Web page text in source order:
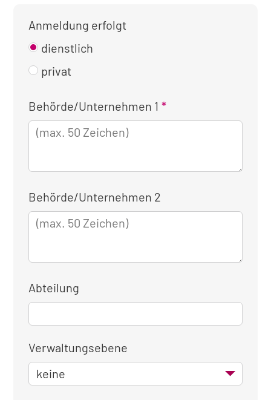
Anmeldung erfolgt
dienstlich
privat
Kontaktinformationen
für
die
Behörde/Unternehmen 1
Behörde/Unternehmen 2
Abteilung
Verwaltungsebene